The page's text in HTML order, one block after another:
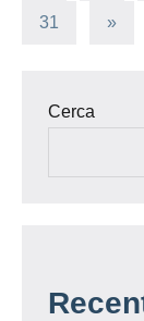
degli
31 »
Cerca